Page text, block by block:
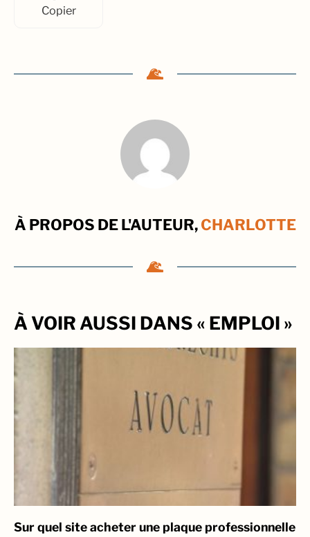
Copier
À PROPOS DE L'AUTEUR,CHARLOTTE
À VOIR AUSSI DANS « EMPLOI »
Sur quel site acheter une plaque professionnelle